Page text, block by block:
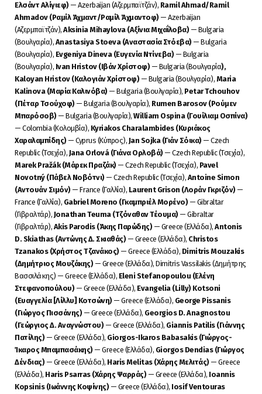
Ελσάντ Αλίγιεφ) — Azerbaijan (Αζερμπαϊτζάν), Ramil Ahmad/Ramil
Ahmadov (Ραμίλ Άχμαντ/Ραμίλ Άχμαντοφ) — Azerbaijan
(Αζερμπαϊτζάν), Aksinia Mihaylova (Αξίνια Μιχαΐλοβα) — Bulgaria
(Βουλγαρία), Anastasiya Stoeva (Αναστασία Στόεβα) — Bulgaria
(Βουλγαρία), Evgeniya Dineva (Ευγενία Ντίνεβα) — Bulgaria
(Βουλγαρία), Ivan Hristov (Ιβάν Χρίστοφ) — Bulgaria (Βουλγαρία),
Kaloyan Hristov (Καλογιάν Χρίστοφ) — Bulgaria (Βουλγαρία), Maria
Kalinova (Μαρία Καλινόβα) — Bulgaria (Βουλγαρία), Petar Tchouhov
(Πέταρ Τσούχοφ) — Bulgaria (Βουλγαρία), Rumen Barosov (Ρούμεν
Μπαρόσοβ) — Bulgaria (Βουλγαρία), William Ospina (Γουίλιαμ Οσπίνα)
— Colombia (Κολομβία), Kyriakos Charalambides (Κυριάκος
Χαραλαμπίδης) — Cyprus (Κύπρος), Jan Sojka (Γιάν Σόικα) — Czech
Republic (Τσεχία), Jana Orlová (Γιάνα Ορλοβά) — Czech Republic (Τσεχία),
Marek Pražák (Μάρεκ Πραζάκ) — Czech Republic (Τσεχία), Pavel
Novotný (Πάβελ Νοβότνι) — Czech Republic (Τσεχία), Antoine Simon
(Αντουάν Σιμόν) — France (Γαλλία), Laurent Grison (Λοράν Γκριζόν) —
France (Γαλλία), Gabriel Moreno (Γκαμπριέλ Μορένο) — Gibraltar
(Γιβραλτάρ), Jonathan Teuma (Τζόναθαν Τέουμα) — Gibraltar
(Γιβραλτάρ), Akis Parodis (Άκης Παρώδης) — Greece (Ελλάδα), Antonis
D. Skiathas (Αντώνης Δ. Σκιαθάς) — Greece (Ελλάδα), Christos
Tzanakos (Χρήστος Τζανάκος) — Greece (Ελλάδα), Dimitris Mouzakis
(Δημήτριος Μουζάκης) — Greece (Ελλάδα), Dimitris Vassilakis (Δημήτρης
Βασσιλάκης) — Greece (Ελλάδα), Eleni Stefanopoulou (Ελένη
Στεφανοπούλου) — Greece (Ελλάδα), Evangelia (Lilly) Kotsoni
(Ευαγγελία [Λίλλυ] Κοτσώνη) — Greece (Ελλάδα), George Pissanis
(Γιώργος Πισσάνης) — Greece (Ελλάδα), Georgios D. Anagnostou
(Γεώργιος Δ. Αναγνώστου) — Greece (Ελλάδα), Giannis Patilis (Γιάννης
Πατίλης) — Greece (Ελλάδα), Giorgos-Ikaros Babasakis (Γιώργος-
Ίκαρος Μπαμπασάκης) — Greece (Ελλάδα), Giorgos Dendias (Γιώργος
Δένδιας) — Greece (Ελλάδα), Haris Melitas (Χάρης Μελιτάς) — Greece
(Ελλάδα), Haris Psarras (Χάρης Ψαρράς) — Greece (Ελλάδα), Ioannis
Kopsinis (Ιωάννης Κοψίνης) — Greece (Ελλάδα), Iosif Ventouras